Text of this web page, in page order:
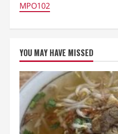
MPO102
YOU MAY HAVE MISSED